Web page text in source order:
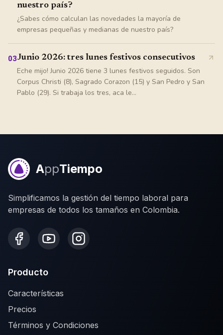
nuestro país?
¿Sabes cómo calculan las novedades la mayoría de
empresas pequeñas y medianas de nuestro país?
03Junio 2026: tres lunes festivos consecutivos
Eche mijo! Junio 2026 tiene 3 lunes festivos seguidos. Son
Corpus Christi (8), Sagrado Corazon (15) y San Pedro y San
Pablo (29). Si trabaja los tres, aca le...
AppTiempo
Simplificamos la gestión del tiempo laboral para
empresas de todos los tamaños en Colombia.
Producto
Características
Precios
Términos y Condiciones